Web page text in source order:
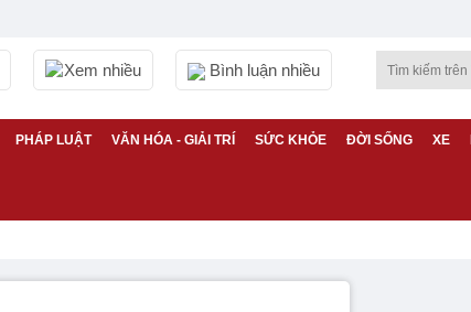
Xem nhiều Bình luận nhiều
PHÁP LUẬT VĂN HÓA - GIẢI TRÍ SỨC KHỎE ĐỜI SỐNG XE